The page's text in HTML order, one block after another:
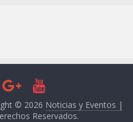
© 2026 Noticias y Eventos |
Reservados.